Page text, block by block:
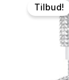
Tilbud!